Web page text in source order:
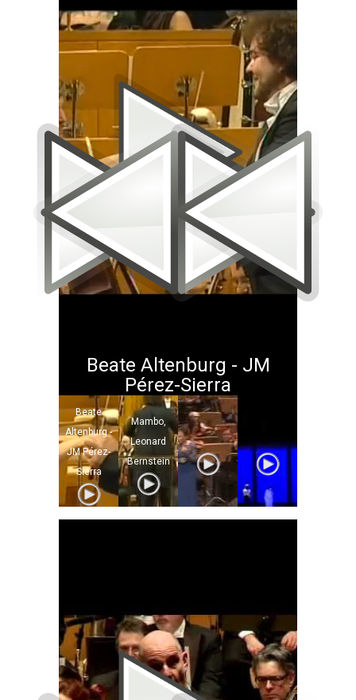
Beate Altenburg - JM
Pérez-Sierra
Beate
Altenburg -
JM Pérez-
Sierra
Mambo,
Leonard
Bernstein